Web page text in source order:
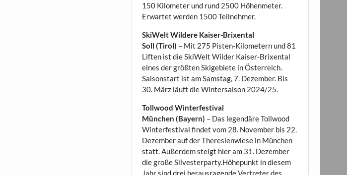
150 Kilometer und rund 2500 Höhenmeter.
Erwartet werden 1500 Teilnehmer.
SkiWelt Wildere Kaiser-Brixental
Soll (Tirol) – Mit 275 Pisten-Kilometern und 81
Liften ist die SkiWelt Wilder Kaiser-Brixental
eines der größten Skigebiete in Österreich.
Saisonstart ist am Samstag, 7. Dezember. Bis
30. März läuft die Wintersaison 2024/25.
Tollwood Winterfestival
München (Bayern) – Das legendäre Tollwood
Winterfestival findet vom 28. November bis 22.
Dezember auf der Theresienwiese in München
statt. Außerdem steigt hier am 31. Dezember
die große Silvesterparty.Höhepunkt in diesem